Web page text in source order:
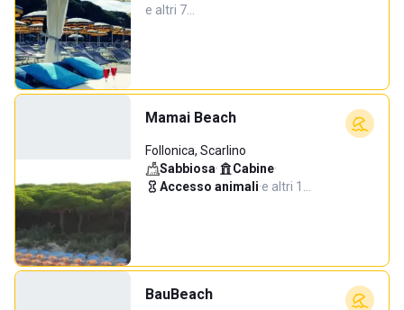
e altri 7…
Mamai Beach
Follonica, Scarlino
Sabbiosa· Cabine·
Accesso animali·e altri 1…
BauBeach